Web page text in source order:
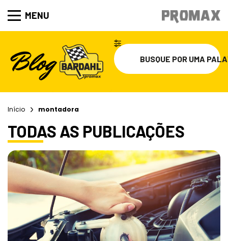
MENU
Início montadora
TODAS AS PUBLICAÇÕES